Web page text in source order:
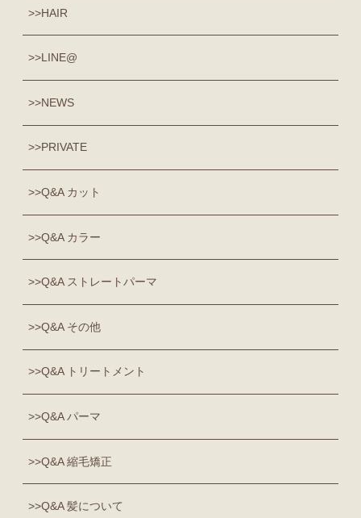
HAIR
LINE@
NEWS
PRIVATE
Q&A カット
Q&A カラー
Q&A ストレートパーマ
Q&A その他
Q&A トリートメント
Q&A パーマ
Q&A 縮毛矯正
Q&A 髪について